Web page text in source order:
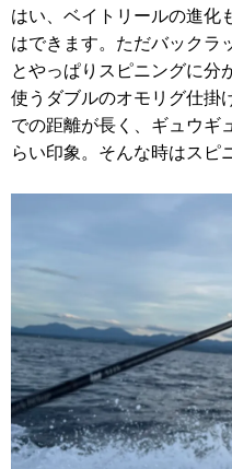
はい、ベイトリールの進化
はできます。ただバックラ
とやっぱりスピニングに分
使うダブルのオモリグ仕掛
での距離が長く、ギュウギ
らい印象。そんな時はスピ